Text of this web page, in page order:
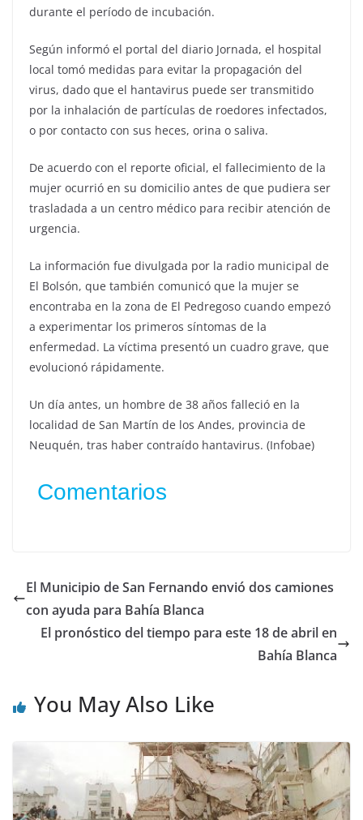
durante el período de incubación.
Según informó el portal del diario Jornada, el hospital
local tomó medidas para evitar la propagación del
virus, dado que el hantavirus puede ser transmitido
por la inhalación de partículas de roedores infectados,
o por contacto con sus heces, orina o saliva.
De acuerdo con el reporte oficial, el fallecimiento de la
mujer ocurrió en su domicilio antes de que pudiera ser
trasladada a un centro médico para recibir atención de
urgencia.
La información fue divulgada por la radio municipal de
El Bolsón, que también comunicó que la mujer se
encontraba en la zona de El Pedregoso cuando empezó
a experimentar los primeros síntomas de la
enfermedad. La víctima presentó un cuadro grave, que
evolucionó rápidamente.
Un día antes, un hombre de 38 años falleció en la
localidad de San Martín de los Andes, provincia de
Neuquén, tras haber contraído hantavirus. (Infobae)
Comentarios
El Municipio de San Fernando envió dos camiones
con ayuda para Bahía Blanca
El pronóstico del tiempo para este 18 de abril en
Bahía Blanca
You May Also Like